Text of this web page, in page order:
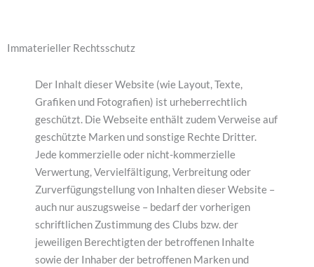
Immaterieller Rechtsschutz
Der Inhalt dieser Website (wie Layout, Texte,
Grafiken und Fotografien) ist urheberrechtlich
geschützt. Die Webseite enthält zudem Verweise auf
geschützte Marken und sonstige Rechte Dritter.
Jede kommerzielle oder nicht-kommerzielle
Verwertung, Vervielfältigung, Verbreitung oder
Zurverfügungstellung von Inhalten dieser Website –
auch nur auszugsweise – bedarf der vorherigen
schriftlichen Zustimmung des Clubs bzw. der
jeweiligen Berechtigten der betroffenen Inhalte
sowie der Inhaber der betroffenen Marken und